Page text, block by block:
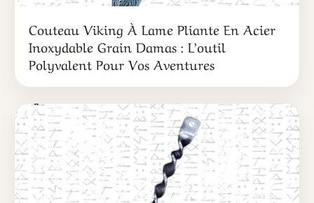
Couteau Viking À Lame Pliante En Acier
Inoxydable Grain Damas : L’outil
Polyvalent Pour Vos Aventures